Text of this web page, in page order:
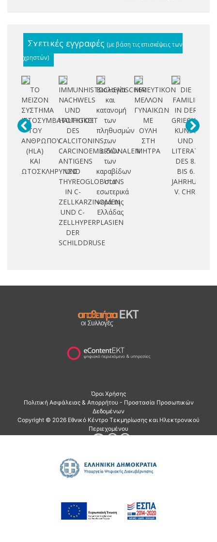
Σχετικές εγγραφές (με βάση τις επισκέψεις των
χρηστών)
ΤΟ
ΜΕΙΖΟΝ
ΣΥΣΤΗΜΑ
ΙΣΤΟΣΥΜΒΑΤΟΤΗΤΟΣ
ΤΟΥ
ΑΝΘΡΩΠΟΥ
(HLA)
ΚΑΙ
ΩΤΟΣΚΛΗΡΥΝΣΙΣ
IMMUNHISTOCHEMISCHER
NACHWELS
UND
HAUFIGKEIT
DES
CALCITONINS,
CARCINOEMBRYONALEN
ANTIGENS
UND
THYREOGLOBULINS
IN C-
ZELLKARZINOMEN
UND C-
ZELLHYPERPLASIEN
DER
SCHILDDRUSE
Βιολογία
και
κατανομή
των
πληθυσμών
των
ειδών
των
καραβίδων
στα
εσωτερικά
νερά της
Ελλάδας
ΜΑΙΕΥΤΙΚΟΝ
ΜΕΛΛΟΝ
ΓΥΝΑΙΚΩΝ
ΜΕ
ΟΥΛΗ
ΣΤΗ
ΜΗΤΡΑ
DIE
FAMILIE
IN DER
KUNST
UND
LITERATUR
DES 8.
BIS 6.
V. CHR.